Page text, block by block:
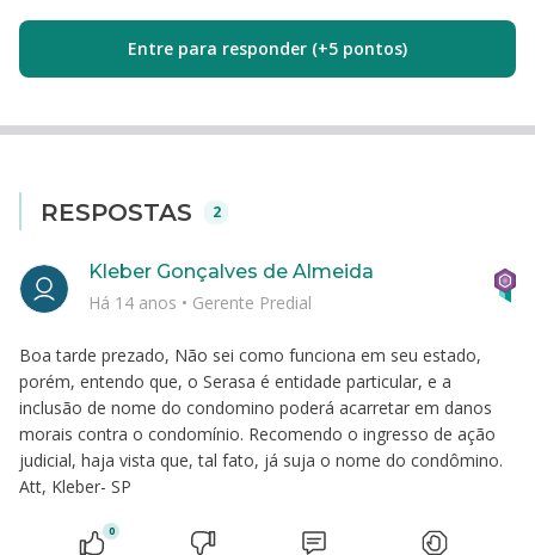
Entre para responder (+5 pontos)
RESPOSTAS 2
Boa tarde prezado, Não sei como funciona em seu estado,
porém, entendo que, o Serasa é entidade particular, e a
inclusão de nome do condomino poderá acarretar em danos
morais contra o condomínio. Recomendo o ingresso de ação
judicial, haja vista que, tal fato, já suja o nome do condômino.
Att, Kleber- SP
Kleber Gonçalves de Almeida
Há 14 anos • Gerente Predial
0